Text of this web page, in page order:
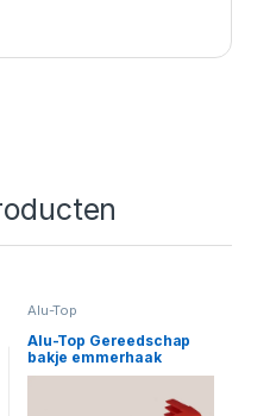
Alu-Top
Alu-Top Gereedschap
bakje emmerhaak